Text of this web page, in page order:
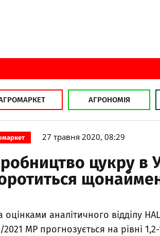
АГРОНОМІЯ
27 травня 2020, 08:29
цукру в
оцінками аналітичного відділу
2021 МР прогнозується на рівні